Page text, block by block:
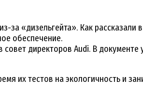
«дизельгейта». Как
обеспечение.
директоров Audi. В
их тестов на экологичность и